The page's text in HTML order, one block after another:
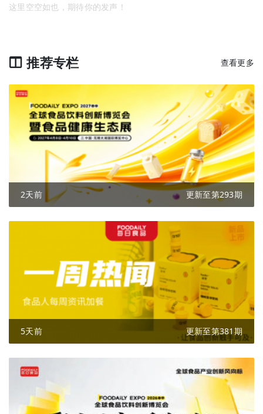
这里空空如也，期待你的发声！
推荐专栏 查看更多
2天前 更新至第293期
5天前 更新至第381期